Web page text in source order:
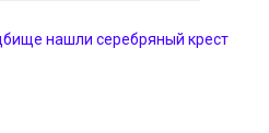
нашли серебряный крест